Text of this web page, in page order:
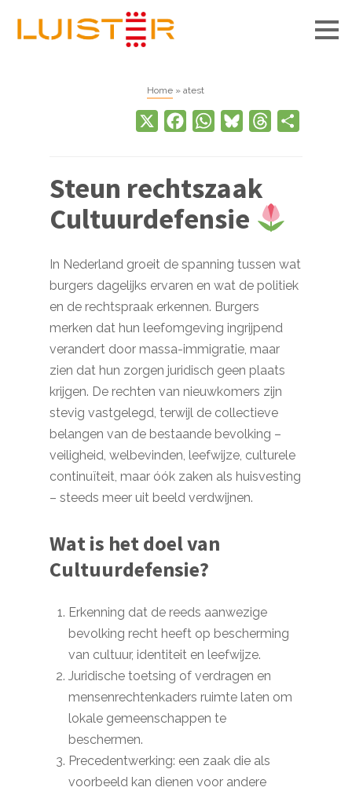
Home »atest
FacebookWhatsAppBlueskyThreads
Steun rechtszaak
Cultuurdefensie
In Nederland groeit de spanning tussen wat
burgers dagelijks ervaren en wat de politiek
en de rechtspraak erkennen. Burgers
merken dat hun leefomgeving ingrijpend
verandert door massa-immigratie, maar
zien dat hun zorgen juridisch geen plaats
krijgen. De rechten van nieuwkomers zijn
stevig vastgelegd, terwijl de collectieve
belangen van de bestaande bevolking –
veiligheid, welbevinden, leefwijze, culturele
continuïteit, maar óók zaken als huisvesting
– steeds meer uit beeld verdwijnen.
Wat is het doel van
Cultuurdefensie?
Erkenning dat de reeds aanwezige
bevolking recht heeft op bescherming
van cultuur, identiteit en leefwijze.
Juridische toetsing of verdragen en
mensenrechtenkaders ruimte laten om
lokale gemeenschappen te
beschermen.
Precedentwerking: een zaak die als
voorbeeld kan dienen voor andere